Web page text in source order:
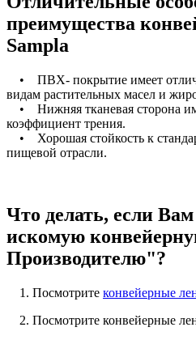
преимущества
Sampla
• ПВХ- покрытие имеет
видам растительных масел и
• Нижняя тканевая сторона
коэффициент трения.
• Хорошая стойкость к
пищевой отрасли.
Что делать, если
искомую
Производителю"?
1. Посмотрите конвейерные
2. Посмотрите конвейерные